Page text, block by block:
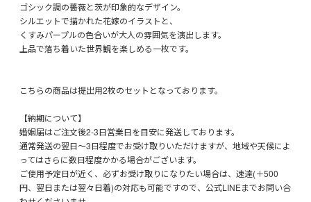
ゴシック調の薔薇と茨が印象的なデザイン。
シルエットで描かれた花嫁のイラストと、
くすみパープルの色合いが大人の雰囲気を演出します。
上品で落ち着いた世界観を楽しめる一枚です。
こちらの商品は提出用2枚のセットとなっております。
【納期について】
婚姻届はご注文後2-3日営業日を目安に発送しております。
通常発送の翌日～3日程度でお受け取りいただけますが、地域や天候によ
ってはさらに数日程度かかる場合がございます。
ご使用予定日が近く、必ずお受け取りになりたい場合は、速達(＋500
円、翌日または翌々日着)の対応も可能ですので、公式LINEまでお問い合